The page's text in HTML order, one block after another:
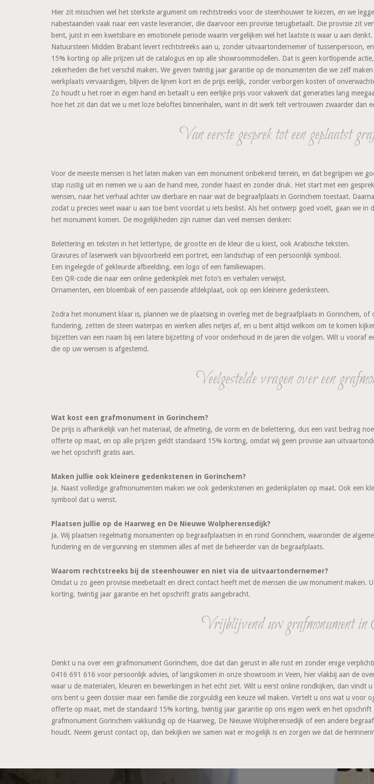
Hier zit misschien wel het sterkste argument om rechtstreeks voor de steenhouwer te kiezen, en we
nabestaanden vaak naar een vaste leverancier, die daarvoor een provisie terugbetaalt. Die provisie zit
bent, juist in een kwetsbare en emotionele periode waarin vergelijken wel het laatste is waar u aan
Natuursteen Midden Brabant levert rechtstreeks aan u, zonder uitvaartondernemer of tussenpersoon,
15% korting op alle prijzen uit de catalogus en op alle showroommodellen. Dat is geen kortlopende
zekerheden die het verschil maken. We geven twintig jaar garantie op de monumenten die we zelf
werkplaats vervaardigen, blijven de lijnen kort en de prijs eerlijk, zonder verborgen kosten of
Zo houdt u het roer in eigen hand en betaalt u een eerlijke prijs voor vakwerk dat generaties lang
hoe het zit dan dat we u met loze beloftes binnenhalen, want in dit werk telt vertrouwen zwaarder dan
Van eerste gesprek tot een geplaatst
Voor de meeste mensen is het laten maken van een monument onbekend terrein, en dat begrijpen we
stap rustig uit en nemen we u aan de hand mee, zonder haast en zonder druk. Het start met een
wensen, naar het verhaal achter uw dierbare en naar wat de begraafplaats in Gorinchem toestaat.
zodat u precies weet waar u aan toe bent voordat u iets beslist. Als het ontwerp goed voelt, gaan we in
het monument komen. De mogelijkheden zijn ruimer dan veel mensen denken:
Belettering en teksten in het lettertype, de grootte en de kleur die u kiest, ook Arabische teksten.
Gravures of laserwerk van bijvoorbeeld een portret, een landschap of een persoonlijk symbool.
Een ingelegde of gekleurde afbeelding, een logo of een familiewapen.
Een QR-code die naar een online gedenkplek met foto’s en verhalen verwijst.
Ornamenten, een bloembak of een passende afdekplaat, ook op een kleinere gedenksteen.
Zodra het monument klaar is, plannen we de plaatsing in overleg met de begraafplaats in Gorinchem,
fundering, zetten de steen waterpas en werken alles netjes af, en u bent altijd welkom om te komen
bijzetten van een naam bij een latere bijzetting of voor onderhoud in de jaren die volgen. Wilt u vooraf
die op uw wensen is afgestemd.
Veelgestelde vragen over een
Wat kost een grafmonument in Gorinchem?
De prijs is afhankelijk van het materiaal, de afmeting, de vorm en de belettering, dus een vast bedrag
offerte op maat, en op alle prijzen geldt standaard 15% korting, omdat wij geen provisie aan
we het opschrift gratis aan.
Maken jullie ook kleinere gedenkstenen in Gorinchem?
Ja. Naast volledige grafmonumenten maken we ook gedenkstenen en gedenkplaten op maat. Ook
symbool dat u wenst.
Plaatsen jullie op de Haarweg en De Nieuwe Wolpherensedijk?
Ja. Wij plaatsen regelmatig monumenten op begraafplaatsen in en rond Gorinchem, waaronder de
fundering en de vergunning en stemmen alles af met de beheerder van de begraafplaats.
Waarom rechtstreeks bij de steenhouwer en niet via de uitvaartondernemer?
Omdat u zo geen provisie meebetaalt en direct contact heeft met de mensen die uw monument
korting, twintig jaar garantie en het opschrift gratis aangebracht.
Vrijblijvend uw grafmonument in
Denkt u na over een grafmonument Gorinchem, doe dat dan gerust in alle rust en zonder enige
0416 691 616 voor persoonlijk advies, of langskomen in onze showroom in Veen, hier vlakbij aan de
waar u de materialen, kleuren en bewerkingen in het echt ziet. Wilt u eerst online rondkijken, dan vindt
ons bent u geen dossier maar een familie die zorgvuldig een keuze wil maken. Vertelt u ons wat u
offerte op maat, met de standaard 15% korting, twintig jaar garantie op ons eigen werk en het
grafmonument Gorinchem vakkundig op de Haarweg, De Nieuwe Wolpherensedijk of een andere
houdt. Neem gerust contact op, dan bekijken we samen wat er mogelijk is en zorgen we dat de